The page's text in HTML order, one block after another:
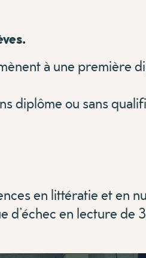
à une première
diplôme ou sans
en littératie et en
d’échec en lecture de